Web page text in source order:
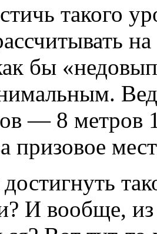
такого
бы
— 8 метров
призовое
И вообще,